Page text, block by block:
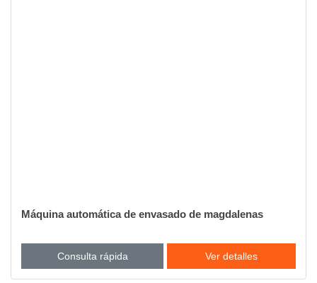
Máquina automática de envasado de magdalenas
Consulta rápida Ver detalles